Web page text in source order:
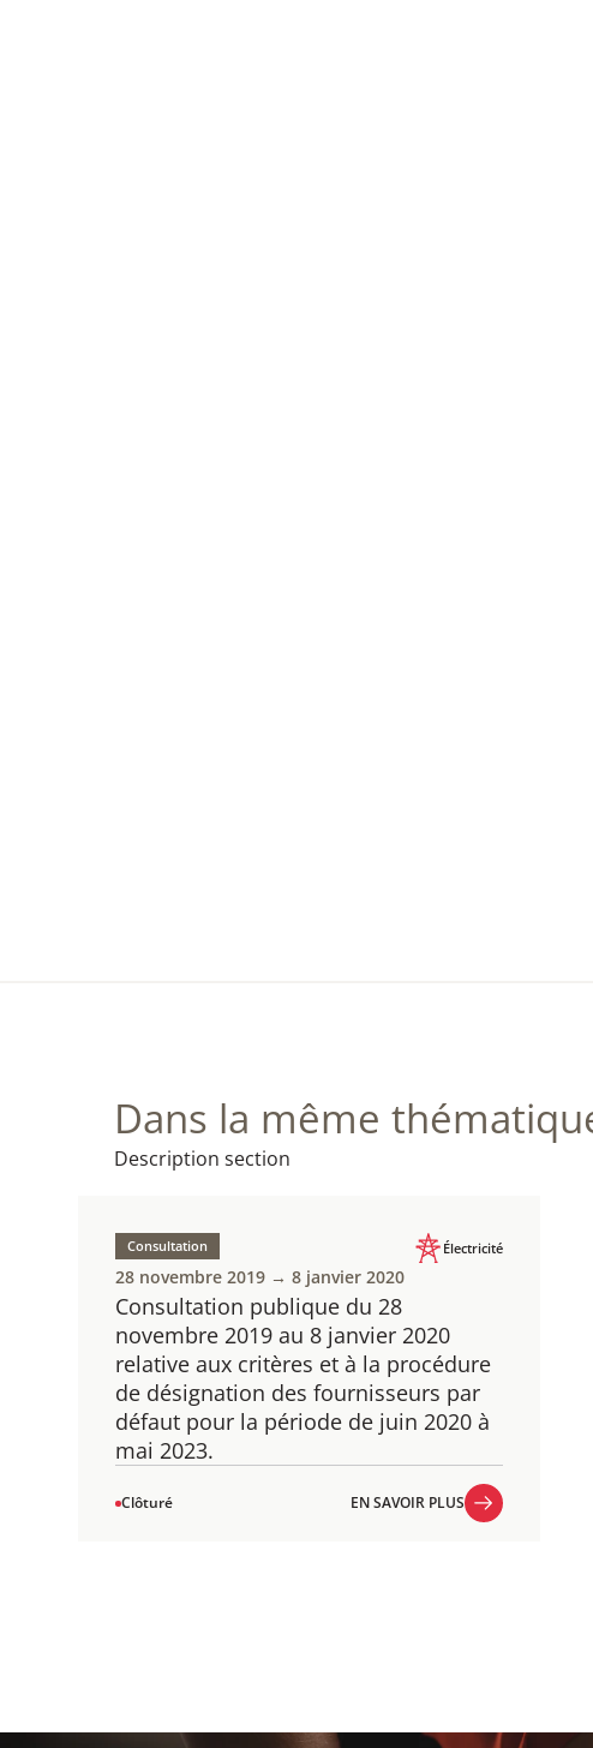
Dans la même
Description section
Consultation publique du 28
novembre 2019 au 8 janvier 2020 ​
relative aux critères et à la procédure
de désignation des fournisseurs par
défaut pour la période de juin 2020 à
mai 2023.
Consultation Électricité
28 novembre 2019 → 8 janvier 2020
Clôturé
EN SAVOIR PLUS